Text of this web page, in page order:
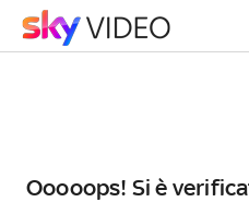
Ooooops! Si è